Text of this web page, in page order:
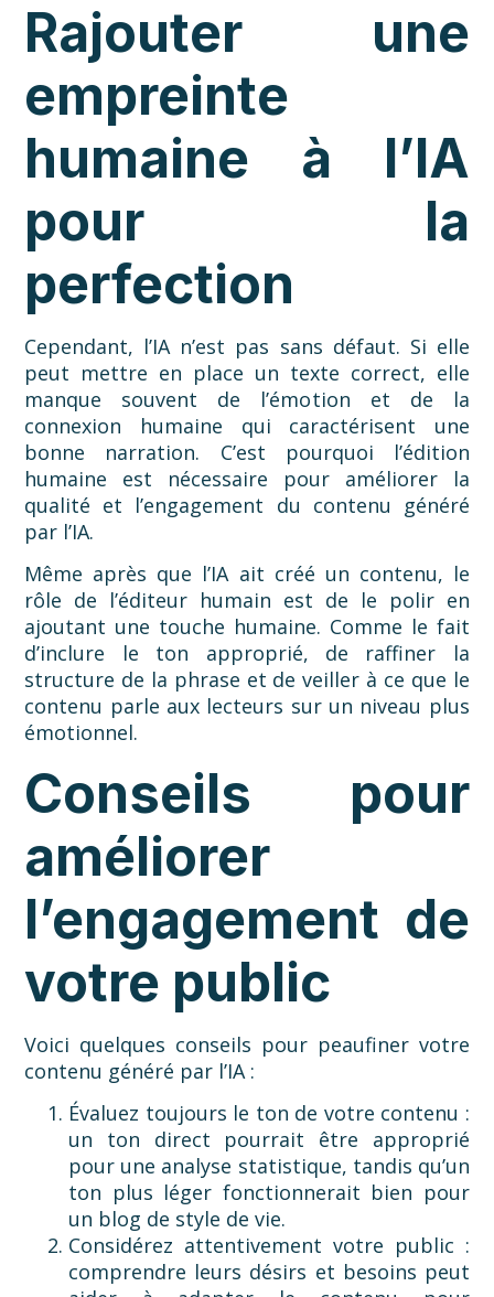
Rajouter une
empreinte
humaine à l’IA
pour la
perfection
Cependant, l’IA n’est pas sans défaut. Si elle
peut mettre en place un texte correct, elle
manque souvent de l’émotion et de la
connexion humaine qui caractérisent une
bonne narration. C’est pourquoi l’édition
humaine est nécessaire pour améliorer la
qualité et l’engagement du contenu généré
par l’IA.
Même après que l’IA ait créé un contenu, le
rôle de l’éditeur humain est de le polir en
ajoutant une touche humaine. Comme le fait
d’inclure le ton approprié, de raffiner la
structure de la phrase et de veiller à ce que le
contenu parle aux lecteurs sur un niveau plus
émotionnel.
Conseils pour
améliorer
l’engagement de
votre public
Voici quelques conseils pour peaufiner votre
contenu généré par l’IA :
Évaluez toujours le ton de votre contenu :
un ton direct pourrait être approprié
pour une analyse statistique, tandis qu’un
ton plus léger fonctionnerait bien pour
un blog de style de vie.
Considérez attentivement votre public :
comprendre leurs désirs et besoins peut